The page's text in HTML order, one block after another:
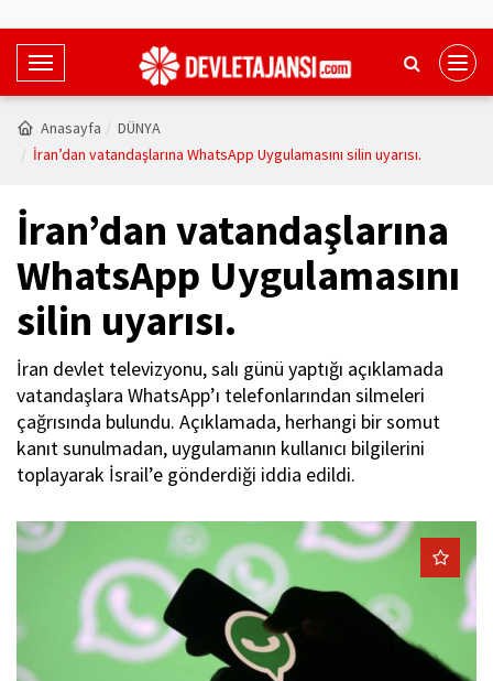
T
o
g
N
v
i
g
i
o
n
Anasayfa
DÜNYA
İran’dan vatandaşlarına WhatsApp Uygulamasını silin uyarısı.
İran’dan vatandaşlarına
WhatsApp Uygulamasını
silin uyarısı.
İran devlet televizyonu, salı günü yaptığı açıklamada
vatandaşlara WhatsApp’ı telefonlarından silmeleri
çağrısında bulundu. Açıklamada, herhangi bir somut
kanıt sunulmadan, uygulamanın kullanıcı bilgilerini
toplayarak İsrail’e gönderdiği iddia edildi.